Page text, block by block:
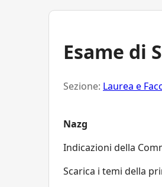
Esame di
Sezione: Laurea e
Nazg
Indicazioni della
Scarica i temi della